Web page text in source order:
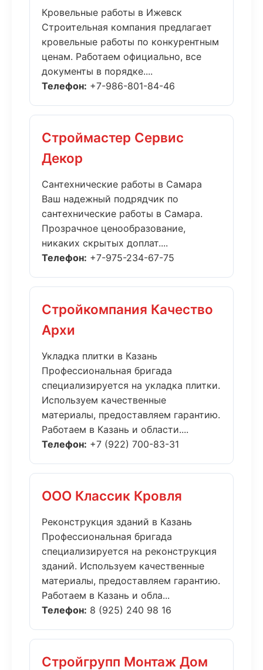
Кровельные работы в Ижевск
Строительная компания предлагает
кровельные работы по конкурентным
ценам. Работаем официально, все
документы в порядке....
Телефон: +7-986-801-84-46
Строймастер Сервис
Декор
Сантехнические работы в Самара
Ваш надежный подрядчик по
сантехнические работы в Самара.
Прозрачное ценообразование,
никаких скрытых доплат....
Телефон: +7-975-234-67-75
Стройкомпания Качество
Архи
Укладка плитки в Казань
Профессиональная бригада
специализируется на укладка плитки.
Используем качественные
материалы, предоставляем гарантию.
Работаем в Казань и области....
Телефон: +7 (922) 700-83-31
ООО Классик Кровля
Реконструкция зданий в Казань
Профессиональная бригада
специализируется на реконструкция
зданий. Используем качественные
материалы, предоставляем гарантию.
Работаем в Казань и обла...
Телефон: 8 (925) 240 98 16
Стройгрупп Монтаж Дом